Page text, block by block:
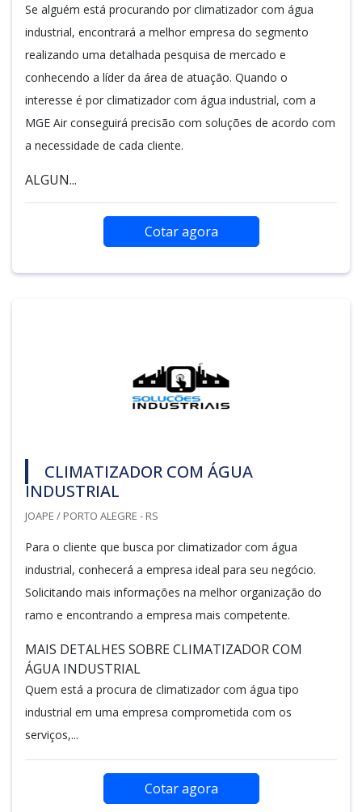
Se alguém está procurando por climatizador com água
industrial, encontrará a melhor empresa do segmento
realizando uma detalhada pesquisa de mercado e
conhecendo a líder da área de atuação. Quando o
interesse é por climatizador com água industrial, com a
MGE Air conseguirá precisão com soluções de acordo com
a necessidade de cada cliente.
ALGUN...
Cotar agora
CLIMATIZADOR COM ÁGUA
INDUSTRIAL
JOAPE / PORTO ALEGRE - RS
Para o cliente que busca por climatizador com água
industrial, conhecerá a empresa ideal para seu negócio.
Solicitando mais informações na melhor organização do
ramo e encontrando a empresa mais competente.
MAIS DETALHES SOBRE CLIMATIZADOR COM
ÁGUA INDUSTRIAL
Quem está a procura de climatizador com água tipo
industrial em uma empresa comprometida com os
serviços,...
Cotar agora